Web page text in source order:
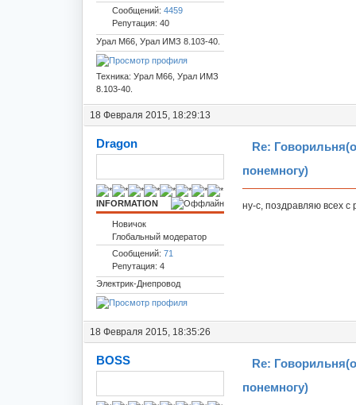
Сообщений: 4459
Репутация: 40
Урал М66, Урал ИМЗ 8.103-40.
Техника: Урал М66, Урал ИМЗ
8.103-40.
18 Февраля 2015, 18:29:13
Dragon
INFORMATION
Новичок
Глобальный модератор
Сообщений: 71
Репутация: 4
Электрик-Днепровод
Re:
понемногу)
ну-с, поздравляю всех
18 Февраля 2015, 18:35:26
BOSS
Re:
понемногу)